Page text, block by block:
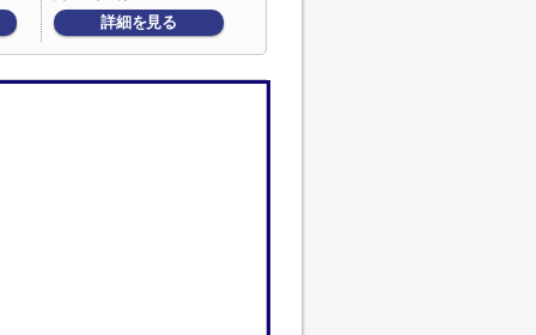
詳細を見る